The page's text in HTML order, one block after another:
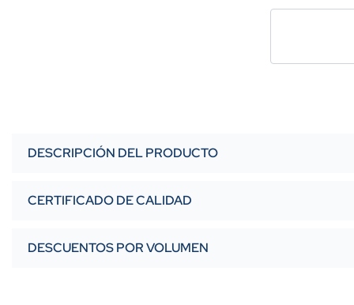
DESCRIPCIÓN DEL PRODUCTO
CERTIFICADO DE CALIDAD
DESCUENTOS POR VOLUMEN